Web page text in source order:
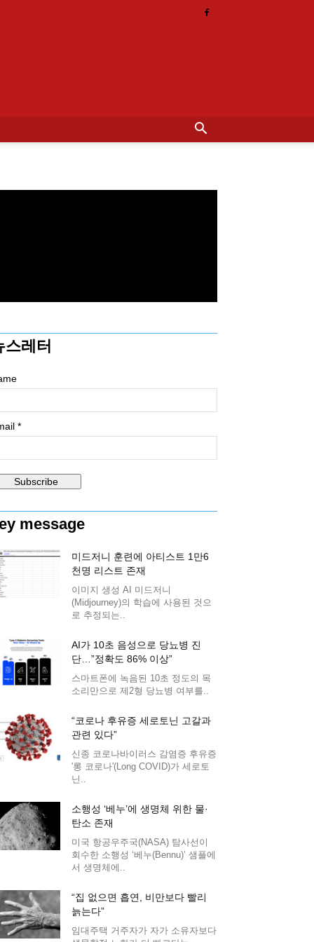
스레터
*
message
미드저니 훈련에 아티스트 1만6
천명 리스트 존재
이미지 생성 AI 미드저니
(Midjourney)의 학습에 사용된 것으
로 추정되는..
AI가 10초 음성으로 당뇨병 진
단…”정확도 86% 이상”
스마트폰에 녹음된 10초 정도의 목
소리만으로 제2형 당뇨병 여부를..
“코로나 후유증 세로토닌 고갈과
관련 있다”
신종 코로나바이러스 감염증 후유증
'롱 코로나'(Long COVID)가 세로토
닌..
소행성 ‘베누’에 생명체 위한 물·
탄소 존재
미국 항공우주국(NASA) 탐사선이
회수한 소행성 ‘베누(Bennu)’ 샘플에
서 생명체에..
“집 없으면 흡연, 비만보다 빨리
늙는다”
임대주택 거주자가 자가 소유자보다